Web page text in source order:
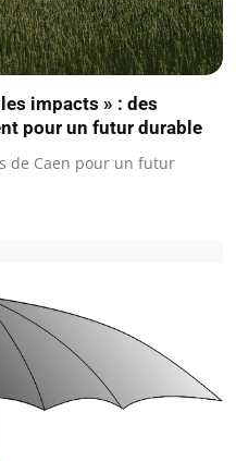
impacts » : des
pour un futur durable
de Caen pour un futur